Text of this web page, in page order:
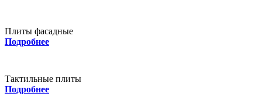
Плиты фасадные
Подробнее
Тактильные плиты
Подробнее